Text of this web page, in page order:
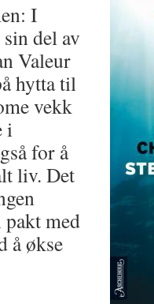
I
del av
Valeur
hytta til
vekk
i
for å
liv. Det
pakt med
å økse